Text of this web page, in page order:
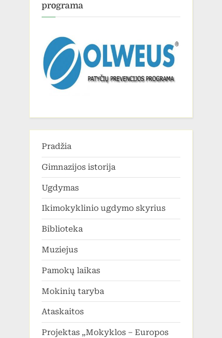
programa
Pradžia
Gimnazijos istorija
Ugdymas
Ikimokyklinio ugdymo skyrius
Biblioteka
Muziejus
Pamokų laikas
Mokinių taryba
Ataskaitos
Projektas „Mokyklos – Europos